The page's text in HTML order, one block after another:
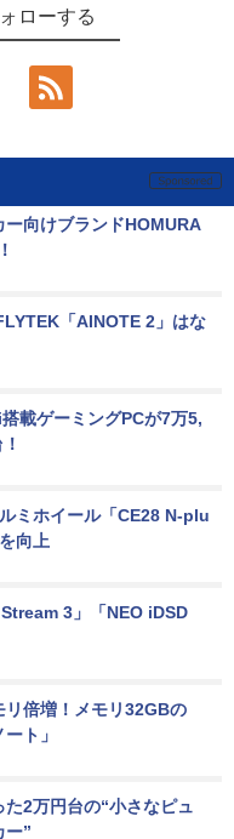
ローする
ー向けブランドHOMURA
「AINOTE 2」はな
載ゲーミングPCが7万5,
ミホイール「CE28 N-plu
向上
3」「NEO iDSD
リ倍増！メモリ32GBの
ト」
2万円台の“小さなピュ
ー”